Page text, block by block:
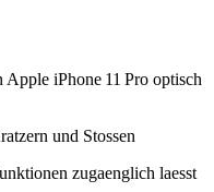
Apple iPhone 11 Pro optisch
und Stossen
zugaenglich laesst